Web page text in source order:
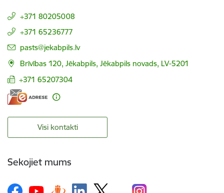
+371 80205008
+371 65236777
E-pasts:
pasts@jekabpils.lv
Brīvības 120, Jēkabpils, Jēkabpils novads, LV-5201
+371 65207304
Visi kontakti
Sekojiet mums